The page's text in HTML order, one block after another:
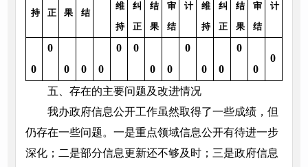
持
正
果
结
维
持
纠
正
结
果
审
结
计
维
持
纠
正
结
果
审
结
计
0
0
0
0 0
0
0
0
0
0
0
0
0
0
0
五、存在的主要问题及改进情况
我办政府信息公开工作虽然取得了一些成绩，但
仍存在一些问题。一是重点领域信息公开有待进一步
深化；二是部分信息更新还不够及时；三是政府信息